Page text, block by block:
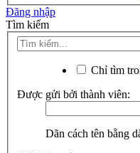
Đăng nhập
Tìm kiếm
Chỉ tìm
Được gửi bởi thành viên:
Dãn cách tên bằng